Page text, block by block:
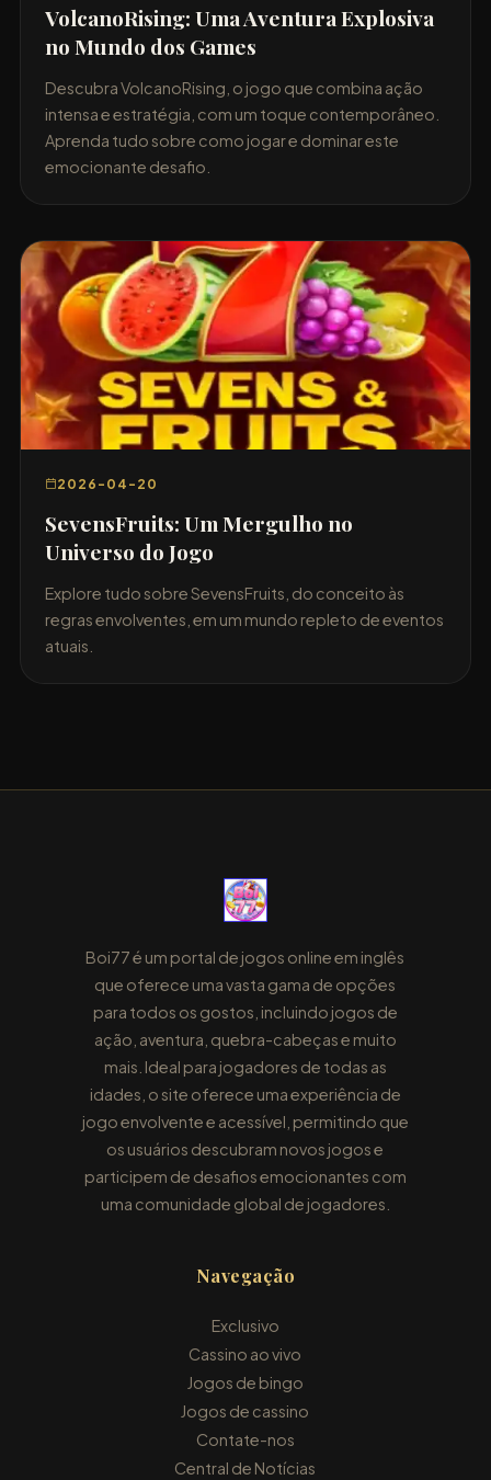
VolcanoRising: Uma Aventura Explosiva
no Mundo dos Games
Descubra VolcanoRising, o jogo que combina ação
intensa e estratégia, com um toque contemporâneo.
Aprenda tudo sobre como jogar e dominar este
emocionante desafio.
2026-04-20
SevensFruits: Um Mergulho no
Universo do Jogo
Explore tudo sobre SevensFruits, do conceito às
regras envolventes, em um mundo repleto de eventos
atuais.
Boi77 é um portal de jogos online em inglês
que oferece uma vasta gama de opções
para todos os gostos, incluindo jogos de
ação, aventura, quebra-cabeças e muito
mais. Ideal para jogadores de todas as
idades, o site oferece uma experiência de
jogo envolvente e acessível, permitindo que
os usuários descubram novos jogos e
participem de desafios emocionantes com
uma comunidade global de jogadores.
Navegação
Exclusivo
Cassino ao vivo
Jogos de bingo
Jogos de cassino
Contate-nos
Central de Notícias